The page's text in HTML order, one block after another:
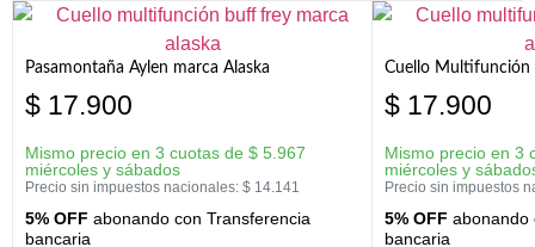
Pasamontaña Aylen marca Alaska
$ 17.900
Mismo precio en 3 cuotas de $ 5.967
miércoles y sábados
Precio sin impuestos nacionales: $ 14.141
5% OFF abonando con Transferencia
bancaria
Cuello Multifunción
$ 17.900
Mismo precio en 3
miércoles y
Precio sin impuestos
5% OFF abonando
bancaria